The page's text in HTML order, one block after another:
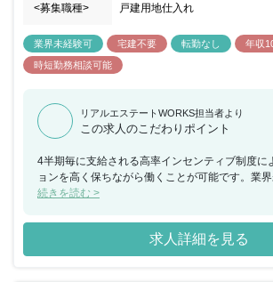
<募集職種> 戸建用地仕入れ
業界未経験可 宅建不要 転勤なし
年収
時短勤務相談可能
リアルエステートWORKS担当者より
この求人のこだわりポイント
4半期毎に支給される高率インセンティブ制度に
ョンを高く保ちながら働くことが可能です。業
迎！入社前に特別な知識は必要ありません。少数
ます☆ぜひ、同社で新しいことにチャレンジしてみ
社の特徴】 ★１３期連続黒字の強靭な会社。 ★
を乗り切った底力！ ★実力をしっかり評価する
続きを読む >
求人詳細を見る